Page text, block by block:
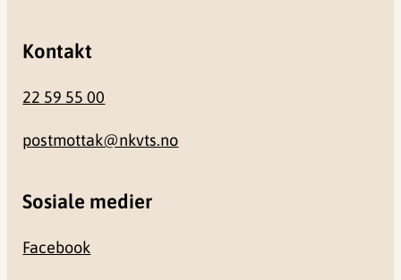
Kontakt
22 59 55 00
postmottak@nkvts.no
Sosiale medier
Facebook